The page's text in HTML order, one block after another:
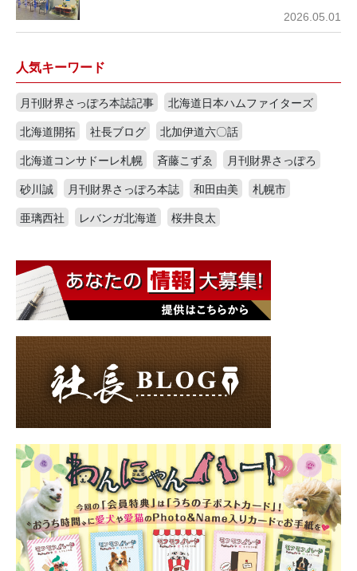
2026.05.01
人気キーワード
月刊財界さっぽろ本誌記事
北海道日本ハムファイターズ
北海道開拓
社長ブログ
北加伊道六〇話
北海道コンサドーレ札幌
斉藤こずゑ
月刊財界さっぽろ
砂川誠
月刊財界さっぽろ本誌 和田由美
札幌市
亜璃西社
レバンガ北海道 桜井良太